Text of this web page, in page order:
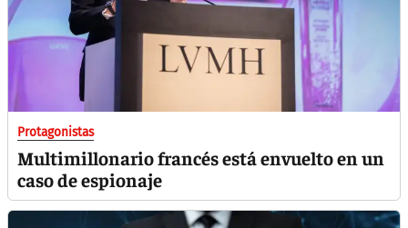
Protagonistas
Multimillonario francés está envuelto en un
caso de espionaje